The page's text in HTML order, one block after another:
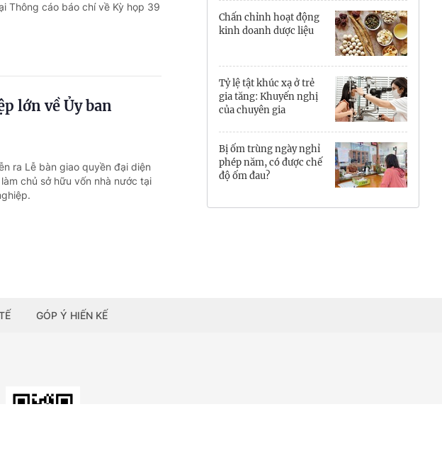
Gia Lai
Hà Nội
Hồ Chí Minh
Hà Tĩnh
Hưng Yên
Thông cáo báo chí về Kỳ họp 39
lớn về Ủy ban
ra Lễ bàn giao quyền đại diện
chủ sở hữu vốn nhà nước tại
Chấn chỉnh hoạt động
kinh doanh dược liệu
Tỷ lệ tật khúc xạ ở trẻ
gia tăng: Khuyến nghị
của chuyên gia
Bị ốm trùng ngày nghỉ
phép năm, có được chế
độ ốm đau?
GÓP Ý HIẾN KẾ